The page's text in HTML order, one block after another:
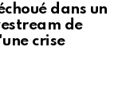
dans un
de
crise